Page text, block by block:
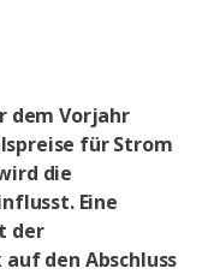
dem Vorjahr
für Strom
die
Eine
der
den Abschluss